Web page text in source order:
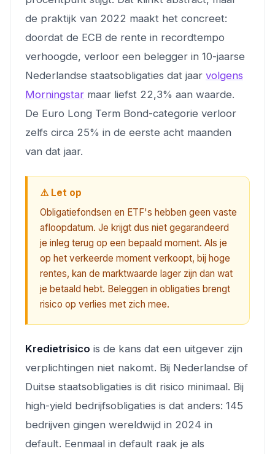
de praktijk van 2022 maakt het concreet:
doordat de ECB de rente in recordtempo
verhoogde, verloor een belegger in 10-jaarse
Nederlandse staatsobligaties dat jaar volgens
Morningstar maar liefst 22,3% aan waarde.
De Euro Long Term Bond-categorie verloor
zelfs circa 25% in de eerste acht maanden
van dat jaar.
⚠️ Let op
Obligatiefondsen en ETF's hebben geen vaste
afloopdatum. Je krijgt dus niet gegarandeerd
je inleg terug op een bepaald moment. Als je
op het verkeerde moment verkoopt, bij hoge
rentes, kan de marktwaarde lager zijn dan wat
je betaald hebt. Beleggen in obligaties brengt
risico op verlies met zich mee.
Kredietrisico is de kans dat een uitgever zijn
verplichtingen niet nakomt. Bij Nederlandse of
Duitse staatsobligaties is dit risico minimaal. Bij
high-yield bedrijfsobligaties is dat anders: 145
bedrijven gingen wereldwijd in 2024 in
default. Eenmaal in default raak je als